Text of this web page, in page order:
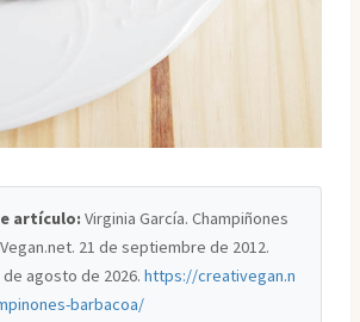
artículo: Virginia García. Champiñones
21 de septiembre de 2012.
de agosto de 2026.https://creativegan.n
barbacoa/